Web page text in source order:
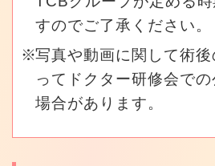
すのでご了承ください。
写真や動画に関して術後
ってドクター研修会で
場合があります。